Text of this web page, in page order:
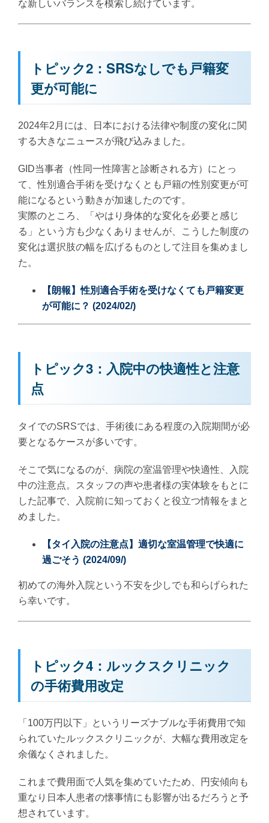
な新しいバランスを模索し続けています。
トピック2：SRSなしでも戸籍変
更が可能に
2024年2月には、日本における法律や制度の変化に関
する大きなニュースが飛び込みました。
GID当事者（性同一性障害と診断される方）にとっ
て、性別適合手術を受けなくとも戸籍の性別変更が可
能になるという動きが加速したのです。
実際のところ、「やはり身体的な変化を必要と感じ
る」という方も少なくありませんが、こうした制度の
変化は選択肢の幅を広げるものとして注目を集めまし
た。
【朗報】性別適合手術を受けなくても戸籍変更
が可能に？ (2024/02/)
トピック3：入院中の快適性と注意
点
タイでのSRSでは、手術後にある程度の入院期間が必
要となるケースが多いです。
そこで気になるのが、病院の室温管理や快適性、入院
中の注意点。スタッフの声や患者様の実体験をもとに
した記事で、入院前に知っておくと役立つ情報をまと
めました。
【タイ入院の注意点】適切な室温管理で快適に
過ごそう (2024/09/)
初めての海外入院という不安を少しでも和らげられた
ら幸いです。
トピック4：ルックスクリニック
の手術費用改定
「100万円以下」というリーズナブルな手術費用で知
られていたルックスクリニックが、大幅な費用改定を
余儀なくされました。
これまで費用面で人気を集めていたため、円安傾向も
重なり日本人患者の懐事情にも影響が出るだろうと予
想されています。